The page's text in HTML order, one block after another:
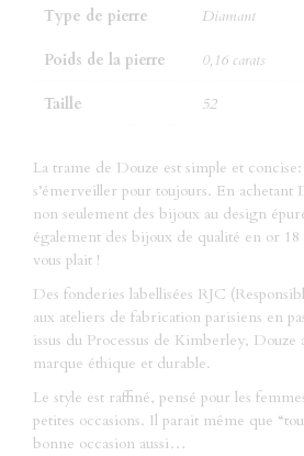
Type de pierre Diamant
Poids de la pierre 0,16 carats
Taille 52
La trame de Douze est simple et
s’émerveiller pour toujours. En achetant
non seulement des bijoux au design
également des bijoux de qualité en or 18
vous plait !
Des fonderies labellisées RJC
aux ateliers de fabrication parisiens en
issus du Processus de Kimberley, Douze
marque éthique et durable.
Le style est raffiné, pensé pour les
petites occasions. Il parait même que
bonne occasion aussi…